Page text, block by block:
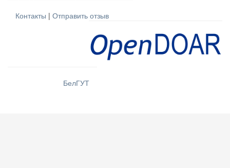
Контакты | Отправить отзыв
БелГУТ